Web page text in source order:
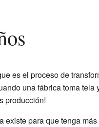
es el proceso de
una fábrica toma tela
producción!
existe para que tenga